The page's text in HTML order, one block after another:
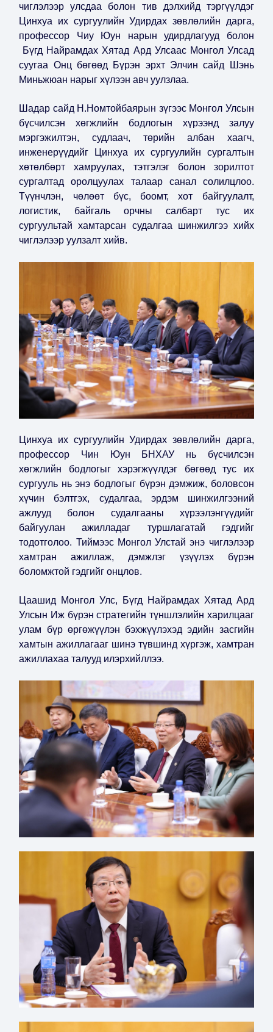
чиглэлээр улсдаа болон тив дэлхийд тэргүүлдэг
Цинхуа их сургуулийн Удирдах зөвлөлийн дарга,
профессор Чиу Юун нарын удирдлагууд болон
Бүгд Найрамдах Хятад Ард Улсаас Монгол Улсад
суугаа Онц бөгөөд Бүрэн эрхт Элчин сайд Шэнь
Миньжюан нарыг хүлээн авч уулзлаа.
Шадар сайд Н.Номтойбаярын зүгээс Монгол Улсын
бүсчилсэн хөгжлийн бодлогын хүрээнд залуу
мэргэжилтэн, судлаач, төрийн албан хаагч,
инженерүүдийг Цинхуа их сургуулийн сургалтын
хөтөлбөрт хамруулах, тэтгэлэг болон зорилтот
сургалтад оролцуулах талаар санал солилцлоо.
Түүнчлэн, чөлөөт бүс, боомт, хот байгуулалт,
логистик, байгаль орчны салбарт тус их
сургуультай хамтарсан судалгаа шинжилгээ хийх
чиглэлээр уулзалт хийв.
Цинхуа их сургуулийн Удирдах зөвлөлийн дарга,
профессор Чин Юун БНХАУ нь бүсчилсэн
хөгжлийн бодлогыг хэрэгжүүлдэг бөгөөд тус их
сургууль нь энэ бодлогыг бүрэн дэмжиж, боловсон
хүчин бэлтгэх, судалгаа, эрдэм шинжилгээний
ажлууд болон судалгааны хүрээлэнгүүдийг
байгуулан ажилладаг туршлагатай гэдгийг
тодотголоо. Тиймээс Монгол Улстай энэ чиглэлээр
хамтран ажиллаж, дэмжлэг үзүүлэх бүрэн
боломжтой гэдгийг онцлов.
Цаашид Монгол Улс, Бүгд Найрамдах Хятад Ард
Улсын Иж бүрэн стратегийн түншлэлийн харилцааг
улам бүр өргөжүүлэн бэхжүүлэхэд эдийн засгийн
хамтын ажиллагааг шинэ түвшинд хүргэж, хамтран
ажиллахаа талууд илэрхийллээ.